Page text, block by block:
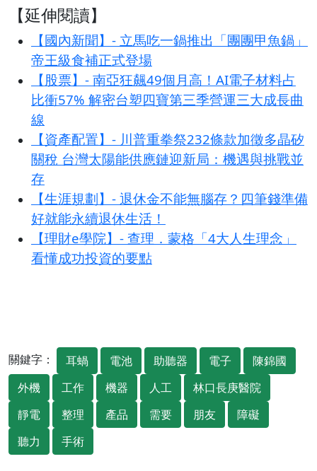
【延伸閱讀】
【國內新聞】- 立馬吃一鍋推出「團團甲魚鍋」
帝王級食補正式登場
【股票】- 南亞狂飆49個月高！AI電子材料占
比衝57% 解密台塑四寶第三季營運三大成長曲
線
【資產配置】- 川普重拳祭232條款加徵多晶矽
關稅 台灣太陽能供應鏈迎新局：機遇與挑戰並
存
【生涯規劃】- 退休金不能無腦存？四筆錢準備
好就能永續退休生活！
【理財e學院】- 查理．蒙格「4大人生理念」
看懂成功投資的要點
關鍵字： 耳蝸 電池 助聽器 電子
陳錦國
外機
工作 機器 人工
林口長庚醫院
靜電
整理 產品 需要 朋友
障礙
聽力
手術